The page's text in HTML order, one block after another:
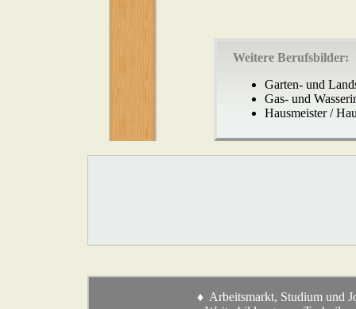
Weitere Berufsbilder:
Garten- und
Gas- und
Hausmeister /
♦ Arbeitsmarkt, Studium und